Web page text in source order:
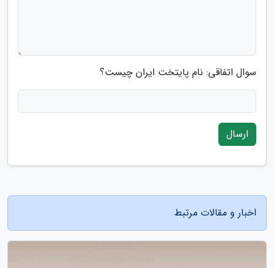
سوال اتفاقی: نام پایتخت ایران چیست؟
ارسال
اخبار و مقالات مرتبط